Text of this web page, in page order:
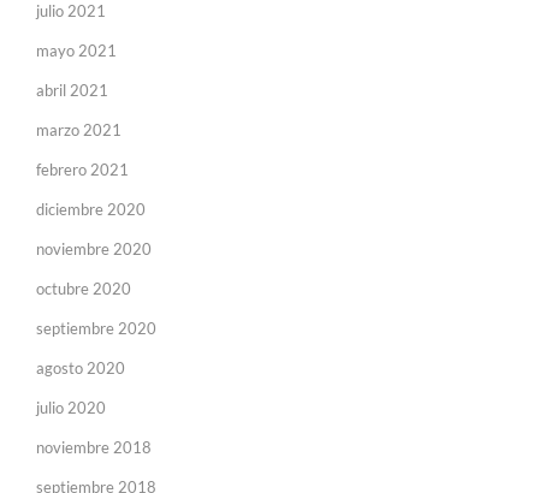
julio 2021
mayo 2021
abril 2021
marzo 2021
febrero 2021
diciembre 2020
noviembre 2020
octubre 2020
septiembre 2020
agosto 2020
julio 2020
noviembre 2018
septiembre 2018